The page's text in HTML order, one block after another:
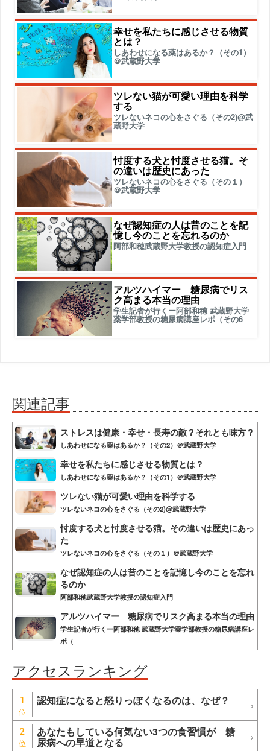
幸せを私たちに感じさせる物質
とは？
しあわせになる薬はあるか？（その1）
＠武蔵野大学
ツレない猫が可愛い理由を科学
する
ツレないネコの心をさぐる（その2)@武
蔵野大学
忖度する犬と忖度させる猫。そ
の違いは歴史にあった
ツレないネコの心をさぐる（その１）
＠武蔵野大学
なぜ認知症の人は昔のことを記
憶し今のことを忘れるのか
阿部和穂武蔵野大学教授の認知症入門
アルツハイマー 糖尿病でリス
ク高まる本当の理由
学生記者が行くー阿部和穂 武蔵野大学
薬学部教授の糖尿病講座レポ（その6
関連記事
ストレスは健康・幸せ・長寿の敵？それとも味方？
しあわせになる薬はあるか？（その2）＠武蔵野大学
幸せを私たちに感じさせる物質とは？
しあわせになる薬はあるか？（その1）＠武蔵野大学
ツレない猫が可愛い理由を科学する
ツレないネコの心をさぐる（その2)@武蔵野大学
忖度する犬と忖度させる猫。その違いは歴史にあっ
た
ツレないネコの心をさぐる（その１）＠武蔵野大学
なぜ認知症の人は昔のことを記憶し今のことを忘れ
るのか
阿部和穂武蔵野大学教授の認知症入門
アルツハイマー 糖尿病でリスク高まる本当の理由
学生記者が行くー阿部和穂 武蔵野大学薬学部教授の糖尿病講座レ
ポ（
アクセスランキング
1 認知症になると怒りっぽくなるのは、なぜ？
2 あなたもしている何気ない3つの食習慣が 糖
尿病への早道となる